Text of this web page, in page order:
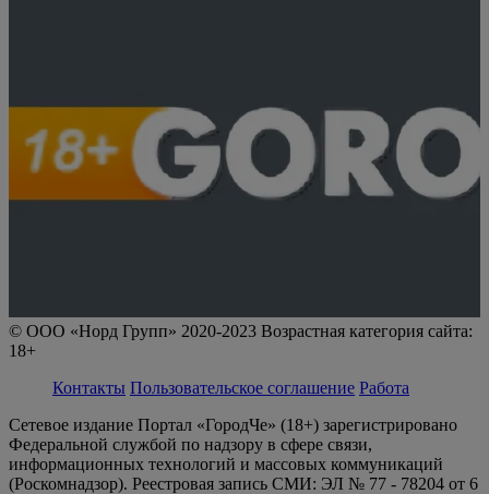
© ООО «Норд Групп» 2020-2023 Возрастная категория сайта:
18+
Контакты Пользовательское соглашение Работа
Сетевое издание Портал «ГородЧе» (18+) зарегистрировано
Федеральной службой по надзору в сфере связи,
информационных технологий и массовых коммуникаций
(Роскомнадзор). Реестровая запись СМИ: ЭЛ № 77 - 78204 от 6